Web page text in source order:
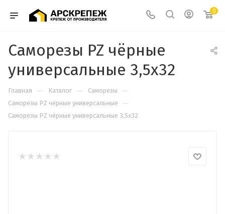
0
Саморезы PZ чёрные
универсальные 3,5х32
Главная — Каталог — Саморезы —
Cаморезы PZ чёрные универсальные —
Саморезы PZ чёрные универсальные 3,5х32